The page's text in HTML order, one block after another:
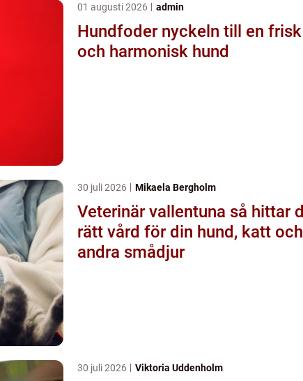
01 augusti 2026 admin
Hundfoder nyckeln till en frisk
och harmonisk hund
30 juli 2026 Mikaela Bergholm
Veterinär vallentuna så hittar du
rätt vård för din hund, katt och
andra smådjur
30 juli 2026 Viktoria Uddenholm